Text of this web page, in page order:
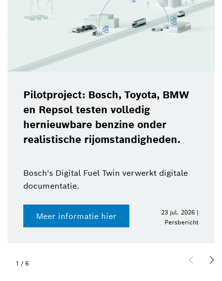
Pilotproject: Bosch, Toyota, BMW
en Repsol testen volledig
hernieuwbare benzine onder
realistische rijomstandigheden.
Bosch's Digital Fuel Twin verwerkt digitale
documentatie.
Meer informatie hier
23 jul. 2026 |
Persbericht
1 / 6